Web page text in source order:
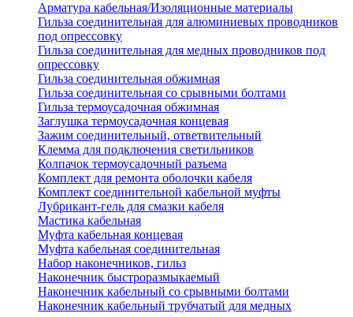
Арматура кабельная/Изоляционные материалы
Гильза соединительная для алюминиевых проводников
под опрессовку
Гильза соединительная для медных проводников под
опрессовку
Гильза соединительная обжимная
Гильза соединительная со срывными болтами
Гильза термоусадочная обжимная
Заглушка термоусадочная концевая
Зажим соединительный, ответвительный
Клемма для подключения светильников
Колпачок термоусадочный разъема
Комплект для ремонта оболочки кабеля
Комплект соединительной кабельной муфты
Лубрикант-гель для смазки кабеля
Мастика кабельная
Муфта кабельная концевая
Муфта кабельная соединительная
Набор наконечников, гильз
Наконечник быстроразмыкаемый
Наконечник кабельный со срывными болтами
Наконечник кабельный трубчатый для медных